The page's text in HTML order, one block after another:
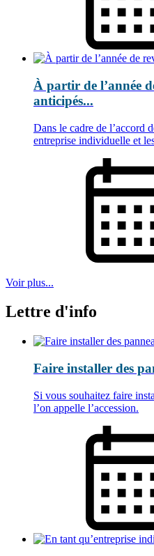
À partir de l’année
anticipés...
Dans le cadre de l’accord
entreprise individuelle et
Voir plus...
Lettre d'info
Faire installer des
Si vous souhaitez faire
l’on appelle l’accession.